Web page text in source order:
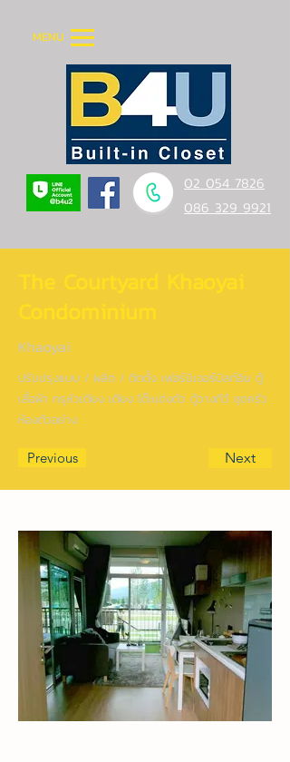
MENU
02 054 7826
086 329 9921
The Courtyard Khaoyai
Condominium
Khaoyai
ปรับปรุงแบบ / ผลิต / ติดตั้ง เฟอร์นิเจอร์บิลท์อิน ตู้
เสื้อผ้า กรุหัวเตียง เตียง โต๊ะแต่งตัว ตู้วางทีวี ชุดครัว
ห้องตัวอย่าง
Previous Next